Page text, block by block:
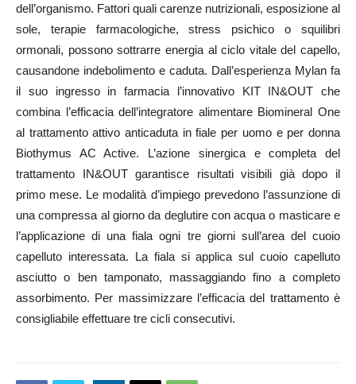
dell’organismo. Fattori quali carenze nutrizionali, esposizione al
sole, terapie farmacologiche, stress psichico o squilibri
ormonali, possono sottrarre energia al ciclo vitale del capello,
causandone indebolimento e caduta. Dall’esperienza Mylan fa
il suo ingresso in farmacia l’innovativo KIT IN&OUT che
combina l’efficacia dell’integratore alimentare Biomineral One
al trattamento attivo anticaduta in fiale per uomo e per donna
Biothymus AC Active. L’azione sinergica e completa del
trattamento IN&OUT garantisce risultati visibili già dopo il
primo mese. Le modalità d’impiego prevedono l’assunzione di
una compressa al giorno da deglutire con acqua o masticare e
l’applicazione di una fiala ogni tre giorni sull’area del cuoio
capelluto interessata. La fiala si applica sul cuoio capelluto
asciutto o ben tamponato, massaggiando fino a completo
assorbimento. Per massimizzare l’efficacia del trattamento è
consigliabile effettuare tre cicli consecutivi.